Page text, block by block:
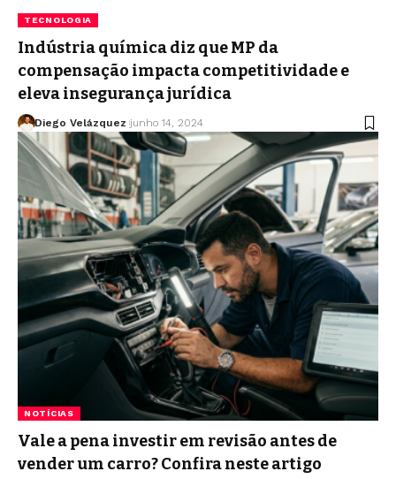
TECNOLOGIA
Indústria química diz que MP da
compensação impacta competitividade e
eleva insegurança jurídica
Diego Velázquez junho 14, 2024
NOTÍCIAS
Vale a pena investir em revisão antes de
vender um carro? Confira neste artigo